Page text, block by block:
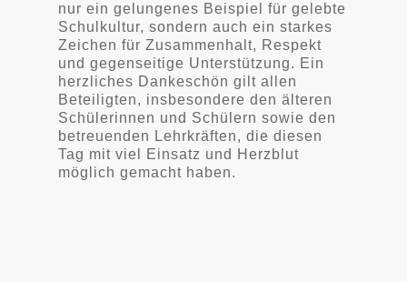
nur ein gelungenes Beispiel für gelebte
Schulkultur, sondern auch ein starkes
Zeichen für Zusammenhalt, Respekt
und gegenseitige Unterstützung. Ein
herzliches Dankeschön gilt allen
Beteiligten, insbesondere den älteren
Schülerinnen und Schülern sowie den
betreuenden Lehrkräften, die diesen
Tag mit viel Einsatz und Herzblut
möglich gemacht haben.